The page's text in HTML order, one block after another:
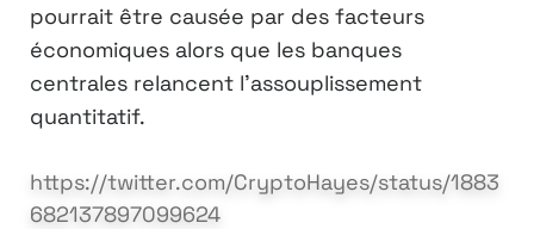
pourrait être causée par des facteurs
économiques alors que les banques
centrales relancent l’assouplissement
quantitatif.
https://twitter.com/CryptoHayes/status/1883
682137897099624